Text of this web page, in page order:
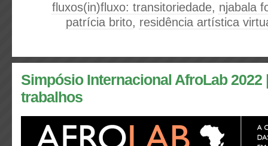
fluxos(in)fluxo: transitoriedade, njabala
patrícia brito, residência artística
Simpósio Internacional AfroLab 2022
trabalhos